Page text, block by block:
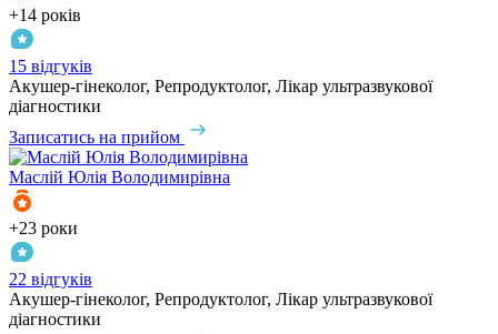
+14 років
15 відгуків
Акушер-гінеколог, Репродуктолог, Лікар ультразвукової
діагностики
Записатись на прийом
Маслій Юлія Володимирівна
+23 роки
22 відгуків
Акушер-гінеколог, Репродуктолог, Лікар ультразвукової
діагностики